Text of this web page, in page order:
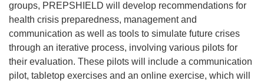
groups, PREPSHIELD will develop recommendations for
health crisis preparedness, management and
communication as well as tools to simulate future crises
through an iterative process, involving various pilots for
their evaluation. These pilots will include a communication
pilot, tabletop exercises and an online exercise, which will